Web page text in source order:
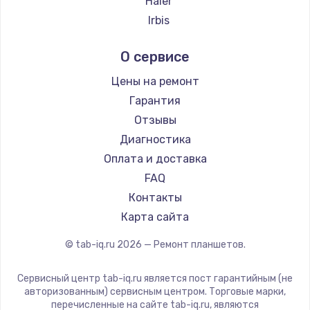
Заказать
Замена SSD
Заказать
Заказать
1060 руб.
Заказать
Замена звуковой карты
1100 руб.
Irbis
Microsoft
BlackView
Amazon
Aquarius
Philips
Dell
HP
Getac
ZTE
CHUWI
О сервисе
Цены на ремонт
Гарантия
Отзывы
Диагностика
Оплата и доставка
FAQ
Контакты
Карта сайта
© tab-iq.ru 2026 — Ремонт планшетов.
Сервисный центр tab-iq.ru является пост гарантийным (не
авторизованным) сервисным центром. Торговые марки,
перечисленные на сайте tab-iq.ru, являются